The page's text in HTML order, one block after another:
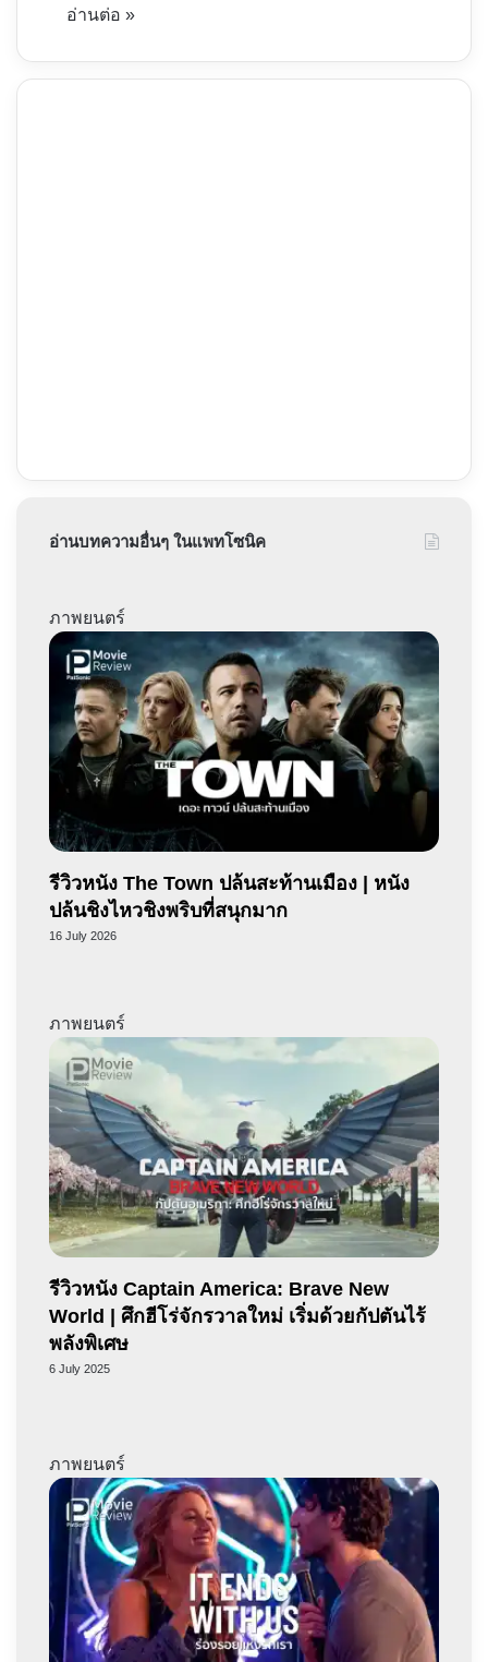
อ่านต่อ »
อ่านบทความอื่นๆ ในแพทโซนิค
ภาพยนตร์
รีวิวหนัง The Town ปล้นสะท้านเมือง | หนัง
ปล้นชิงไหวชิงพริบที่สนุกมาก
16 July 2026
ภาพยนตร์
รีวิวหนัง Captain America: Brave New
World | ศึกฮีโร่จักรวาลใหม่ เริ่มด้วยกัปตันไร้
พลังพิเศษ
6 July 2025
ภาพยนตร์